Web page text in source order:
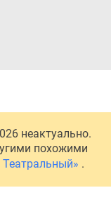
неактуально.
похожими
.